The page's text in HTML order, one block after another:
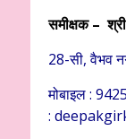
समीक्षक –
28-सी, वैभव
मोबाइल :
: